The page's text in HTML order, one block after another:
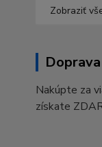
Zobraziť
Nakúpte za
získate